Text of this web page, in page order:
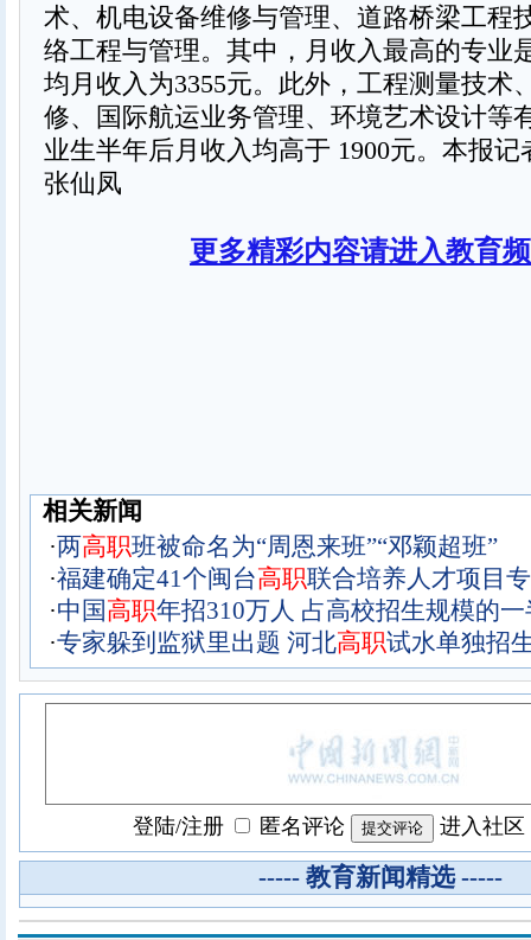
术、机电设备维修与管理、道路桥梁工程
络工程与管理。其中，月收入最高的专业
均月收入为3355元。此外，工程测量技术
修、国际航运业务管理、环境艺术设计等
业生半年后月收入均高于 1900元。本报
张仙凤
更多精彩内容请进入教育
相关新闻
·两高职班被命名为“周恩来班”“邓颖超班”
·福建确定41个闽台高职联合培养人才项目
·中国高职年招310万人 占高校招生规模的一
·专家躲到监狱里出题 河北高职试水单独招
登陆/注册 匿名评论 进入社区
----- 教育新闻精选 -----